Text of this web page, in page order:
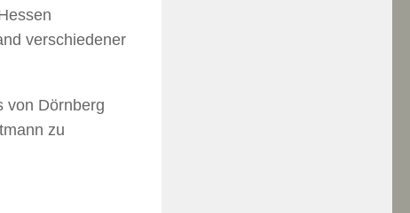
verschiedener
von Dörnberg
zu